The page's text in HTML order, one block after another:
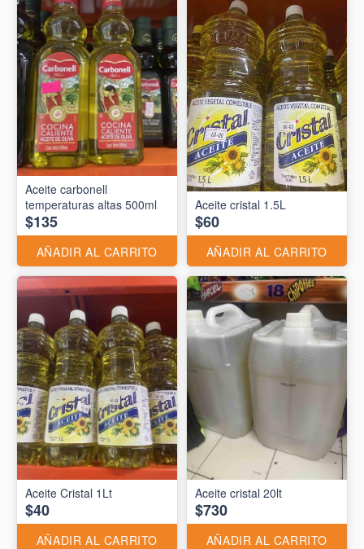
Aceite carbonell
temperaturas altas 500ml
$135
AÑADIR AL CARRITO
Aceite cristal 1.5L
$60
AÑADIR AL CARRITO
Aceite Cristal 1Lt
$40
AÑADIR AL CARRITO
Aceite cristal 20lt
$730
AÑADIR AL CARRITO